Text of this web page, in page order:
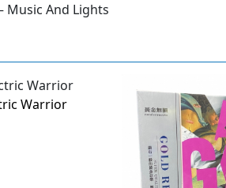
Music And Lights
Warrior